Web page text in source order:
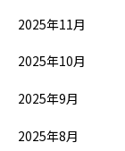
2025年11月
2025年10月
2025年9月
2025年8月